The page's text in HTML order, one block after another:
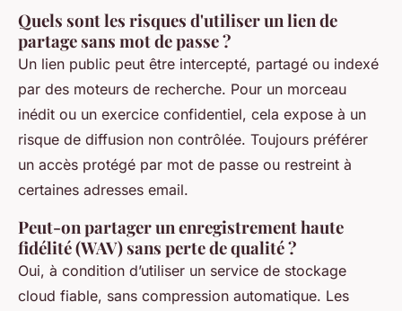
Quels sont les risques d'utiliser un lien de
partage sans mot de passe ?
Un lien public peut être intercepté, partagé ou indexé
par des moteurs de recherche. Pour un morceau
inédit ou un exercice confidentiel, cela expose à un
risque de diffusion non contrôlée. Toujours préférer
un accès protégé par mot de passe ou restreint à
certaines adresses email.
Peut-on partager un enregistrement haute
fidélité (WAV) sans perte de qualité ?
Oui, à condition d’utiliser un service de stockage
cloud fiable, sans compression automatique. Les